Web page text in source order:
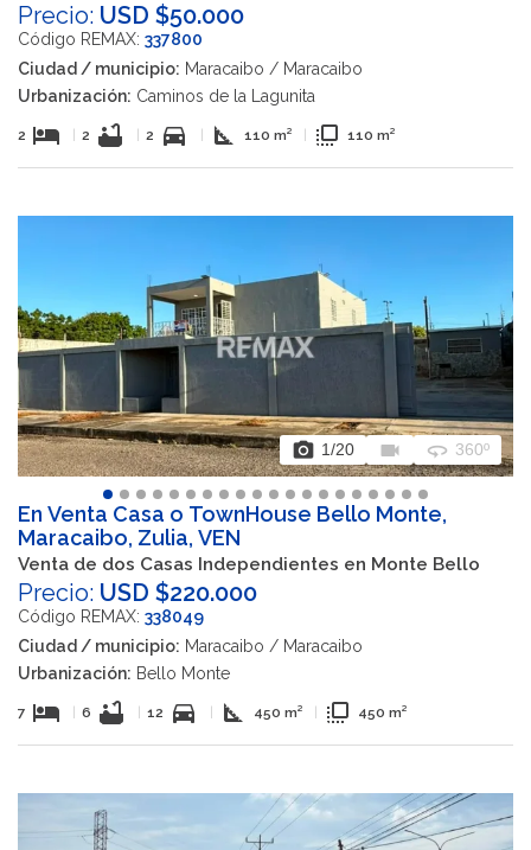
Precio: USD $50.000
Código REMAX: 337800
Ciudad / municipio: Maracaibo / Maracaibo
Urbanización: Caminos de la Lagunita
2 hotel 2 bathtub 2 directions_car square_foot 110 m² flip_to_front 110 m²
photo_camera 1/20 videocam 360 360º
En Venta Casa o TownHouse Bello Monte,
Maracaibo, Zulia, VEN
Venta de dos Casas Independientes en Monte Bello
Precio: USD $220.000
Código REMAX: 338049
Ciudad / municipio: Maracaibo / Maracaibo
Urbanización: Bello Monte
7 hotel 6 bathtub 12 directions_car square_foot 450 m² flip_to_front 450 m²